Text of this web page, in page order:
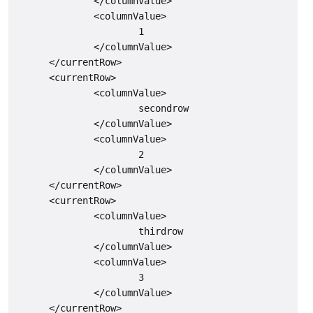
              <columnValue>
                      1
              </columnValue>
      </currentRow>
      <currentRow>
              <columnValue>
                      secondrow
              </columnValue>
              <columnValue>
                      2
              </columnValue>
      </currentRow>
      <currentRow>
              <columnValue>
                      thirdrow
              </columnValue>
              <columnValue>
                      3
              </columnValue>
      </currentRow>